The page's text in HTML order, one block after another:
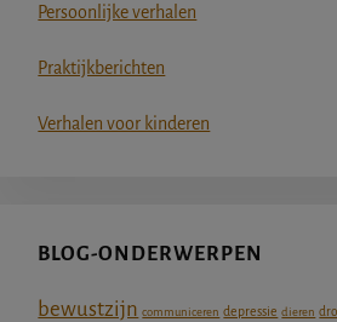
Persoonlijke verhalen
Praktijkberichten
Verhalen voor kinderen
BLOG-ONDERWERPEN
bewustzijn communiceren depressie dieren